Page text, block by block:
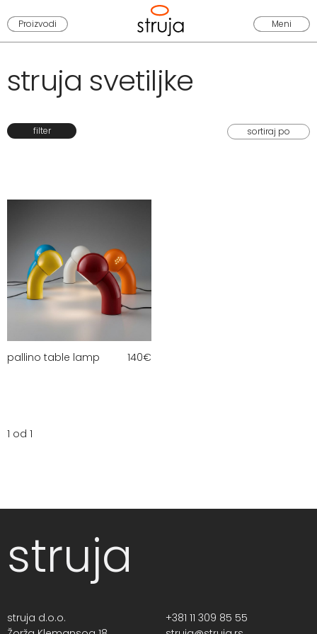
Proizvodi Meni
struja svetiljke
filter
pallino table lamp 140€
1 od 1
struja
struja d.o.o.
+381 11 309 85 55